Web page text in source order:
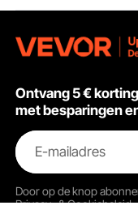
Ontvang 5 €
met besparingen
E-mailadres
Door op de knop
Privacy- & Cookiebeleid.